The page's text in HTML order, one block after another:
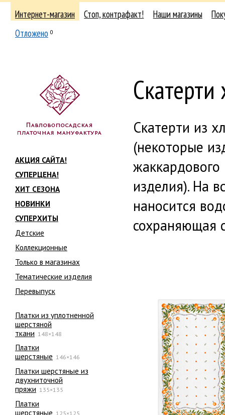
Интернет-магазин Стоп, контрафакт! Наши магазины
Отложено 0
АКЦИЯ САЙТА!
СУПЕРЦЕНА!
ХИТ СЕЗОНА
НОВИНКИ
СУПЕРХИТЫ
Детские
Коллекционные
Только в магазинах
Тематические изделия
Перевыпуск
Платки из уплотненной
шерстяной
ткани 148×148
Платки
шерстяные 146×146
Платки шерстяные из
двухниточной
пряжи 135×135
Платки
шерстяные 125×125
Скатерти из
(некоторые
жаккардового
изделия). На
наносится
сохраняющая